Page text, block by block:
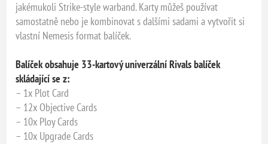
jakémukoli Strike-style warband. Karty můžeš používat
samostatně nebo je kombinovat s dalšími sadami a vytvořit si
vlastní Nemesis format balíček.
Balíček obsahuje 33-kartový univerzální Rivals balíček
skládající se z:
– 1x Plot Card
– 12x Objective Cards
– 10x Ploy Cards
– 10x Upgrade Cards